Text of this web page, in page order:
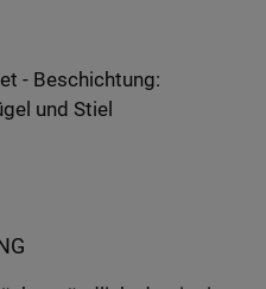
- Beschichtung:
und Stiel